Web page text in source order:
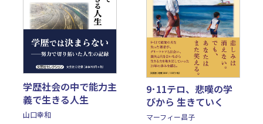
学歴社会の中で能力主
義で生きる人生
山口幸和
9･11テロ、悲嘆の学
びから 生きていく
マーフィー昌子